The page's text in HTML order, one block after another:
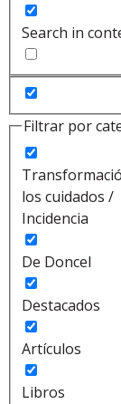
Search in
Filtrar por
los cuidados /
Incidencia
De Doncel
Destacados
Artículos
Libros